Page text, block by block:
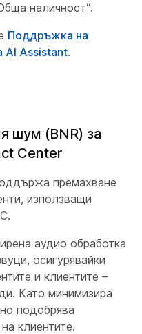
наличност“.
Поддръжка на
AI Assistant.
шум (BNR) за
Center
премахване
използващи
аудио обработка
осигурявайки
и клиентите –
Като минимизира
подобрява
клиентите.